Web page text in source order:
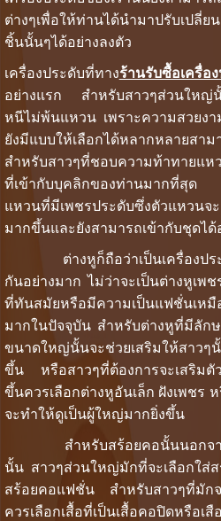
ต่างๆเพื่อให้ท่านได้นำมาปรับเปลี่ย
ชิ้นนั้นๆได้อย่างลงตัว
เครื่องประดับที่ทางร้านรับซื้อเครื่อ
อย่างแรก สำหรับสาวๆส่วนใหญ่
หนีไม่พ้นแหวน เพราะความสวยง
ยังมีแบบให้เลือกได้หลากหลายสาม
สำหรับสาวๆที่ชอบความท้าทายแห
ที่เข้ากับบุคลิกของท่านมากที่สุด
แหวนที่มีเพชรประดับซึ่งตัวแหวนจ
มากขึ้นและยังสามารถเข้ากับชุดได้
ต่างหูก็ถือว่าเป็นเครื่องประ
กันอย่างมาก ไม่ว่าจะเป็นต่างหูเพ
ที่ทันสมัยหรือมีความเป็นแฟชั่นเห
มากในปัจจุบัน สำหรับต่างหูที่มีลัก
ขนาดใหญ่นั้นจะช่วยเสริมให้สาวๆนั้
ขึ้น หรือสาวๆที่ต้องการจะเสริมตั
ขึ้นควรเลือกต่างหูอันเล็ก ฝังเพชร
จะทำให้ดูเป็นผู้ใหญ่มากยิ่งขึ้น
สำหรับสร้อยคอนั้นนอกจากจ
นั้น สาวๆส่วนใหญ่มักที่จะเลือกใส่
สร้อยคอแฟชั่น สำหรับสาวๆที่มักจ
ควรเลือกเสื้อที่เป็นเสื้อคอปิดหรือ